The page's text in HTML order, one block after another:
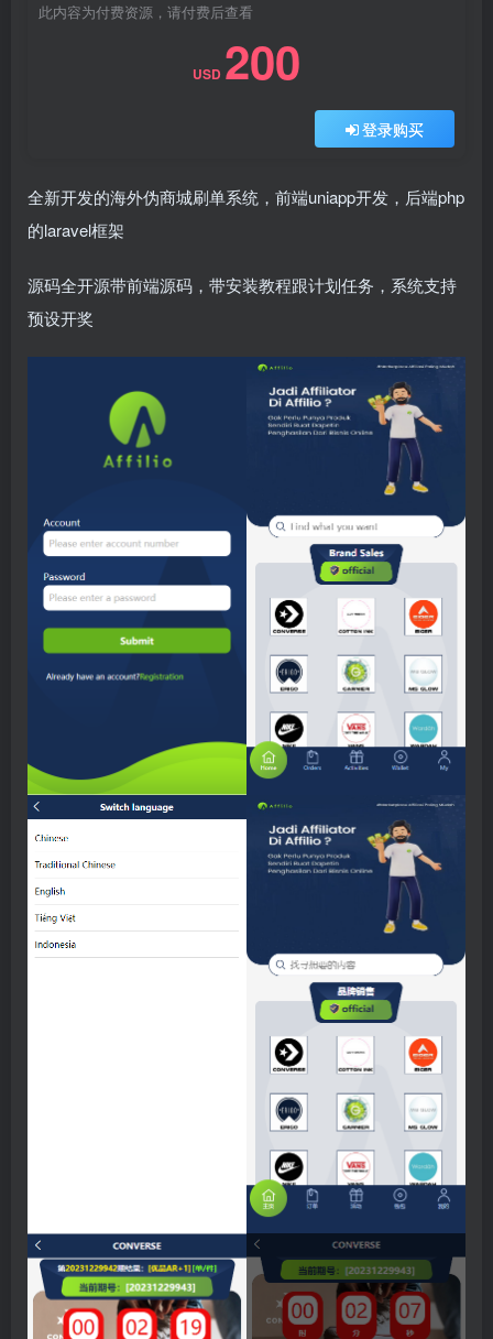
此内容为付费资源，请付费后查看
USD 200
登录购买
全新开发的海外伪商城刷单系统，前端uniapp开发，后端php
的laravel框架
源码全开源带前端源码，带安装教程跟计划任务，系统支持
预设开奖